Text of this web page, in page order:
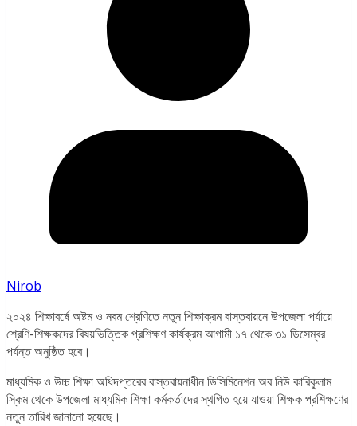
Nirob
২০২৪ শিক্ষাবর্ষে অষ্টম ও নবম শ্রেণিতে নতুন শিক্ষাক্রম বাস্তবায়নে উপজেলা পর্যায়ে
শ্রেণি-শিক্ষকদের বিষয়ভিত্তিক প্রশিক্ষণ কার্যক্রম আগামী ১৭ থেকে ৩১ ডিসেম্বর
পর্যন্ত অনুষ্ঠিত হবে।
মাধ্যমিক ও উচ্চ শিক্ষা অধিদপ্তরের বাস্তবায়নাধীন ডিসিমিনেশন অব নিউ কারিকুলাম
স্কিম থেকে উপজেলা মাধ্যমিক শিক্ষা কর্মকর্তাদের স্থগিত হয়ে যাওয়া শিক্ষক প্রশিক্ষণের
নতুন তারিখ জানানো হয়েছে।